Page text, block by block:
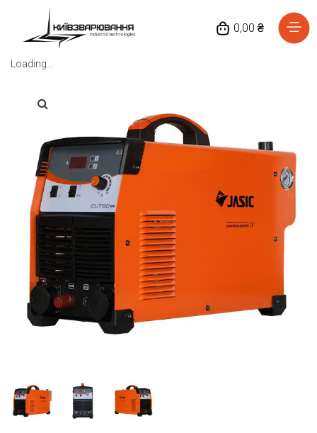
0,00 ₴
Loading...
Каталог товарів
Відгуки
Про нас
Доставка та оплата
Повернення та обмін
Блог
Контакти